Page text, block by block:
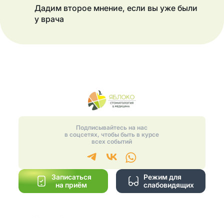
Дадим второе мнение, если вы уже были
у врача
Подписывайтесь на нас
в соцсетях, чтобы быть в курсе
всех событий
Режим для
слабовидящих
Записаться
на приём